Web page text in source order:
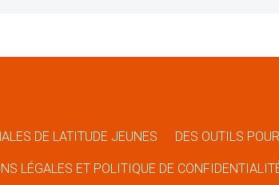
DE LATITUDE JEUNES DES OUTILS
LÉGALES ET POLITIQUE DE